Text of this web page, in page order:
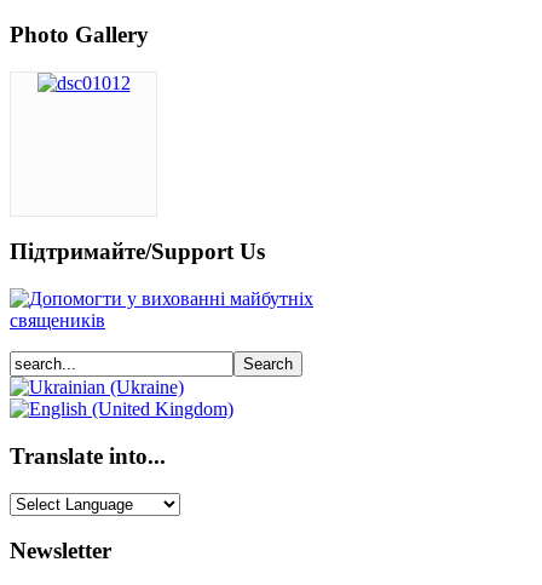
Photo Gallery
Підтримайте/Support Us
Translate into...
Newsletter